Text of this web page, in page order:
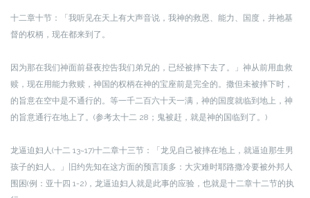
十二章十节：「我听见在天上有大声音说，我神的救恩、能力、国度，并祂基
督的权柄，现在都来到了。
因为那在我们神面前昼夜控告我们弟兄的，已经被摔下去了。」 神从前用血救
赎，现在用能力救赎，神国的权柄在神的宝座前是完全的。撒但未被摔下时，
的旨意在空中是不通行的。等一千二百六十天一满，神的国度就临到地上，神
的旨意通行在地上了。(参考太十二 28；鬼被赶，就是神的国临到了。)
龙逼迫妇人(十二 13~17)十二章十三节：「龙见自己被摔在地上，就逼迫那生男
孩子的妇人。」
旧约先知在这方面的预言顶多：大灾难时耶路撒冷要被外邦人
围困(例：亚十四 1-2)，龙逼迫妇人就是此事的应验，也就是十二章十二节的执